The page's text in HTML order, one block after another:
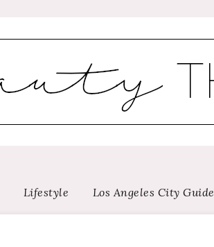
Lifestyle Los Angeles City Guide